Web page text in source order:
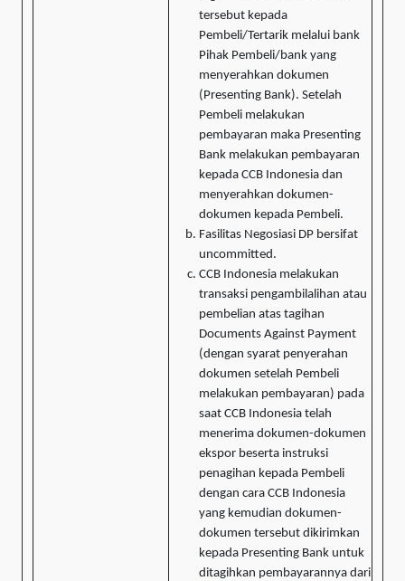
tersebut kepada
Pembeli/Tertarik melalui bank
Pihak Pembeli/bank yang
menyerahkan dokumen
(Presenting Bank). Setelah
Pembeli melakukan
pembayaran maka Presenting
Bank melakukan pembayaran
kepada CCB Indonesia dan
menyerahkan dokumen-
dokumen kepada Pembeli.
Fasilitas Negosiasi DP bersifat
uncommitted.
CCB Indonesia melakukan
transaksi pengambilalihan atau
pembelian atas tagihan
Documents Against Payment
(dengan syarat penyerahan
dokumen setelah Pembeli
melakukan pembayaran) pada
saat CCB Indonesia telah
menerima dokumen-dokumen
ekspor beserta instruksi
penagihan kepada Pembeli
dengan cara CCB Indonesia
yang kemudian dokumen-
dokumen tersebut dikirimkan
kepada Presenting Bank untuk
ditagihkan pembayarannya dari